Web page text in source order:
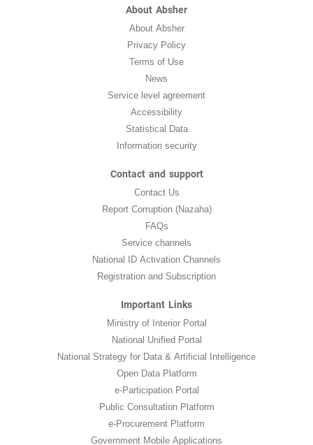
About Absher
About Absher
Privacy Policy
Terms of Use
News
Service level agreement
Accessibility
Statistical Data
Information security
Contact and support
Contact Us
Report Corruption (Nazaha)
FAQs
Service channels
National ID Activation Channels
Registration and Subscription
Important Links
Ministry of Interior Portal
National Unified Portal
National Strategy for Data & Artificial Intelligence
Open Data Platform
e-Participation Portal
Public Consultation Platform
e-Procurement Platform
Government Mobile Applications